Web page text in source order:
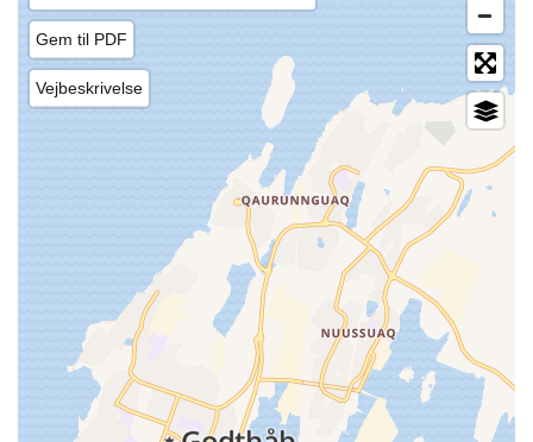
Gem til PDF
Vejbeskrivelse